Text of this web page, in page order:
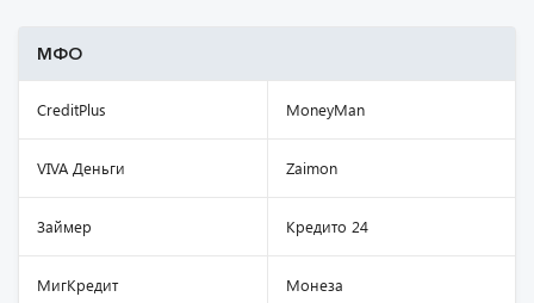
МФО
CreditPlus MoneyMan
VIVA Деньги Zaimon
Займер Кредито 24
МигКредит Монеза